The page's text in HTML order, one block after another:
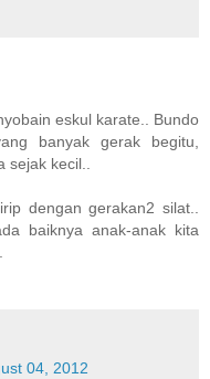
eskul karate.. Bundo
banyak gerak begitu,
kecil..
dengan gerakan2 silat..
baiknya anak-anak kita
04, 2012